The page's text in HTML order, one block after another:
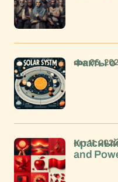
Факты о
ноя 06,
and
окт 11, 2024